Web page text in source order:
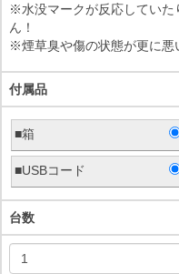
※水没マークが反応していた
ん！
※煙草臭や傷の状態が更に悪
付属品
■箱
■USBコード
台数